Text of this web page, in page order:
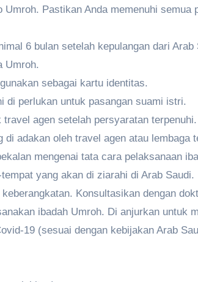
Pastikan Anda memenuhi semua
6 bulan setelah kepulangan dari Arab
Umroh.
sebagai kartu identitas.
di perlukan untuk pasangan suami istri.
agen setelah persyaratan terpenuhi.
adakan oleh travel agen atau lembaga
mengenai tata cara pelaksanaan
yang akan di ziarahi di Arab Saudi.
Konsultasikan dengan
ibadah Umroh. Di anjurkan untuk
19 (sesuai dengan kebijakan Arab